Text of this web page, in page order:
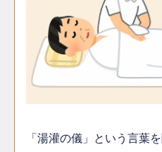
「湯灌の儀」という言葉